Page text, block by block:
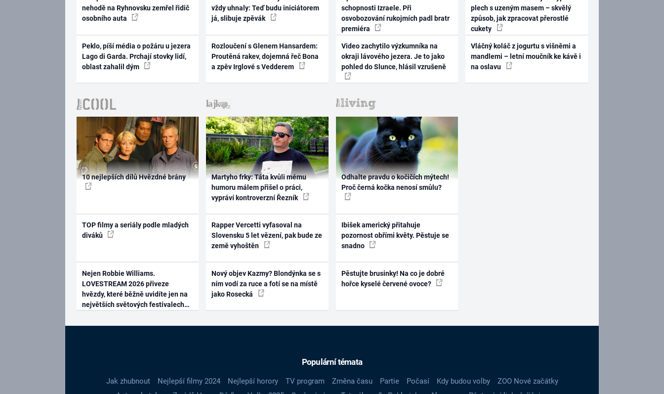
nehodě na Ryhnovsku zemřel řidič
osobního auta
Peklo, píší média o požáru u jezera
Lago di Garda. Prchají stovky lidí,
oblast zahalil dým
vždy uhnaly: Teď budu iniciátorem
já, slibuje zpěvák
Rozloučení s Glenem Hansardem:
Proutěná rakev, dojemná řeč Bona
a zpěv Irglové s Vedderem
schopnosti Izraele. Při
osvobozování rukojmích padl bratr
premiéra
Video zachytilo výzkumníka na
okraji lávového jezera. Je to jako
pohled do Slunce, hlásil vzrušeně
plech s uzeným masem – skvělý
způsob, jak zpracovat přerostlé
cukety
Vláčný koláč z jogurtu s višněmi a
mandlemi – letní moučník ke kávě i
na oslavu
10 nejlepších dílů Hvězdné brány
TOP filmy a seriály podle mladých
diváků
Nejen Robbie Williams.
LOVESTREAM 2026 přiveze
hvězdy, které běžně uvidíte jen na
největších světových festivalech
Martyho frky: Táta kvůli mému
humoru málem přišel o práci,
vypráví kontroverzní Řezník
Rapper Vercetti vyfasoval na
Slovensku 5 let vězení, pak bude ze
země vyhoštěn
Nový objev Kazmy? Blondýnka se s
ním vodí za ruce a fotí se na místě
jako Rosecká
Odhalte pravdu o kočičích mýtech!
Proč černá kočka nenosí smůlu?
Ibišek americký přitahuje
pozornost obřími květy. Pěstuje se
snadno
Pěstujte brusinky! Na co je dobré
hořce kyselé červené ovoce?
Populární témata
Jak zhubnout Nejlepší filmy 2024 Nejlepší horory TV program Změna času Partie Počasí Kdy budou volby
ZOO Nové začátky